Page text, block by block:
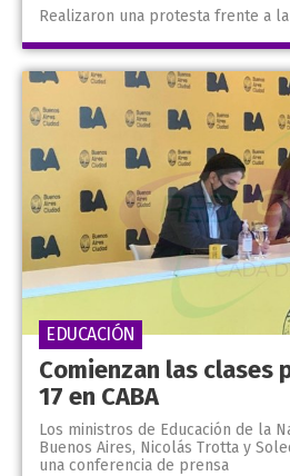
Realizaron una protesta frente a
Comienzan las clases
17 en CABA
Los ministros de Educación de la
Buenos Aires, Nicolás Trotta y
una conferencia de prensa
EDUCACIÓN